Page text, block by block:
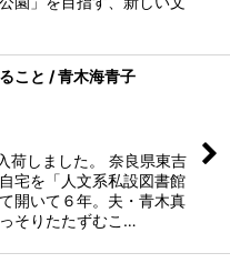
こと / 青木海青子
荷しました。 奈良県東吉
宅を「人文系私設図書館
開いて６年。夫・青木真
そりたたずむこ…